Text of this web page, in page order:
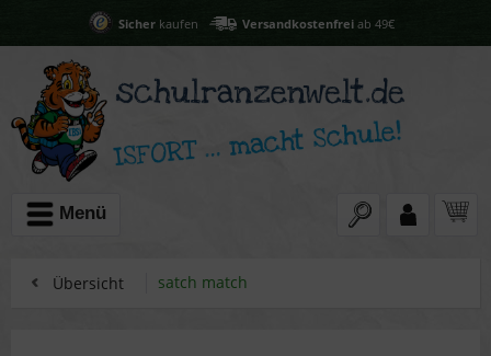
Sicherkaufen Versandkostenfreiab 49€
Menü
Übersicht satch match